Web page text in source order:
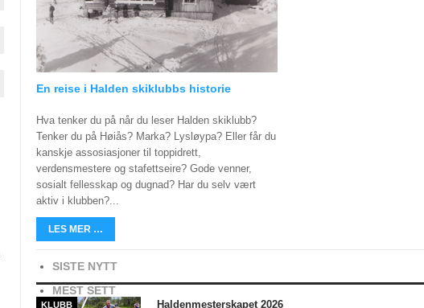
En reise i Halden skiklubbs historie
Hva tenker du på når du leser Halden skiklubb?
Tenker du på Høiås? Marka? Lysløypa? Eller får du
kanskje assosiasjoner til toppidrett,
verdensmestere og stafettseire? Gode venner,
sosialt fellesskap og dugnad? Har du selv vært
aktiv i klubben?...
LES MER …
SISTE NYTT
MEST SETT
KLUBB Haldenmesterskapet 2026